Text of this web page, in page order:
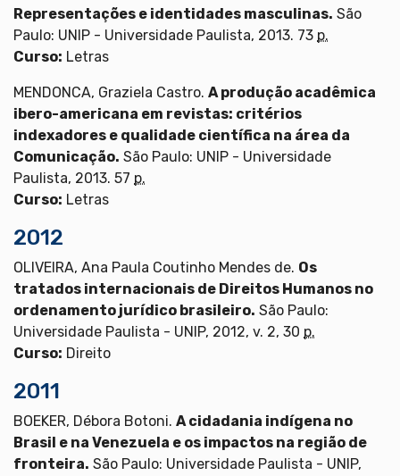
Representações e identidades masculinas. São
Paulo: UNIP - Universidade Paulista, 2013. 73 p.
Curso: Letras
MENDONCA, Graziela Castro. A produção acadêmica
ibero-americana em revistas: critérios
indexadores e qualidade científica na área da
Comunicação. São Paulo: UNIP - Universidade
Paulista, 2013. 57 p.
Curso: Letras
2012
OLIVEIRA, Ana Paula Coutinho Mendes de. Os
tratados internacionais de Direitos Humanos no
ordenamento jurídico brasileiro. São Paulo:
Universidade Paulista - UNIP, 2012, v. 2, 30 p.
Curso: Direito
2011
BOEKER, Débora Botoni. A cidadania indígena no
Brasil e na Venezuela e os impactos na região de
fronteira. São Paulo: Universidade Paulista - UNIP,